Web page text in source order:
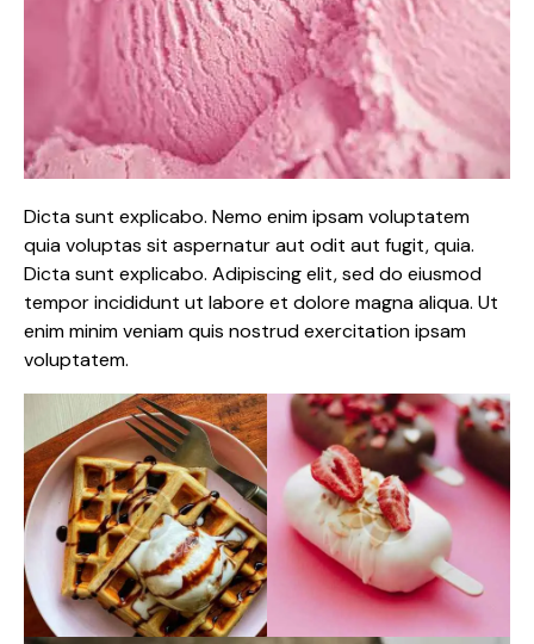
Dicta sunt explicabo. Nemo enim ipsam voluptatem
quia voluptas sit aspernatur aut odit aut fugit, quia.
Dicta sunt explicabo. Adipiscing elit, sed do eiusmod
tempor incididunt ut labore et dolore magna aliqua. Ut
enim minim veniam quis nostrud exercitation ipsam
voluptatem.